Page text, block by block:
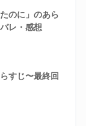
のに」のあら
レ・感想
すじ〜最終回